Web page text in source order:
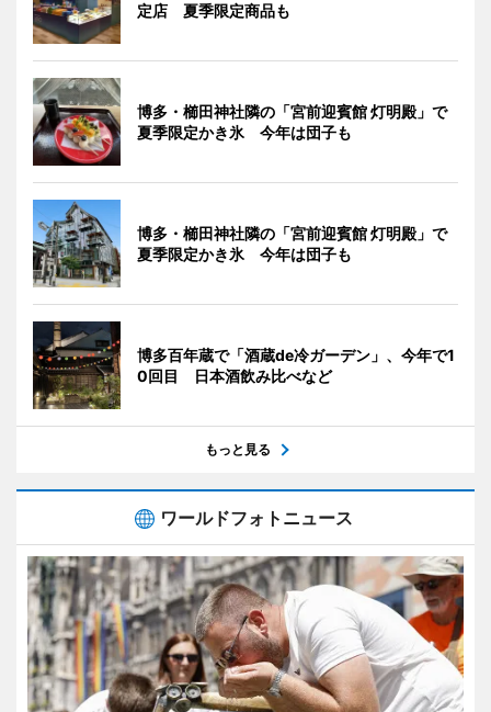
定店 夏季限定商品も
博多・櫛田神社隣の「宮前迎賓館 灯明殿」で
夏季限定かき氷 今年は団子も
博多・櫛田神社隣の「宮前迎賓館 灯明殿」で
夏季限定かき氷 今年は団子も
博多百年蔵で「酒蔵de冷ガーデン」、今年で1
0回目 日本酒飲み比べなど
もっと見る
ワールドフォトニュース